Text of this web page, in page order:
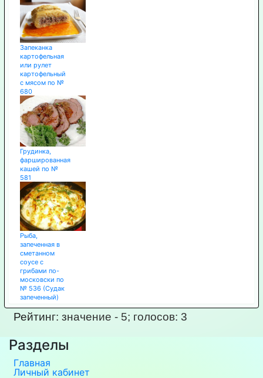
Запеканка
картофельная
или рулет
картофельный
с мясом по №
680
Грудинка,
фаршированная
кашей по №
581
Рыба,
запеченная в
сметанном
соусе с
грибами по-
московски по
№ 536 (Судак
запеченный)
Рейтинг:значение - 5; голосов: 3
Разделы
Главная
Личный кабинет